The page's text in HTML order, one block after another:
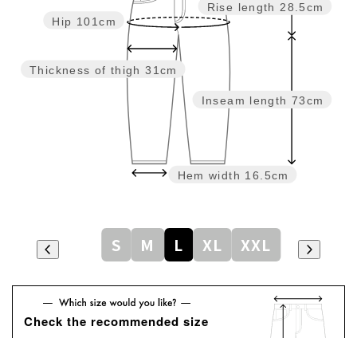
Inseam length 73cm
Rise length 28.5cm
Hem width 16.5cm
Thickness of thigh 31cm
Hip 101cm
S M L XL XXL
Check the recommended size